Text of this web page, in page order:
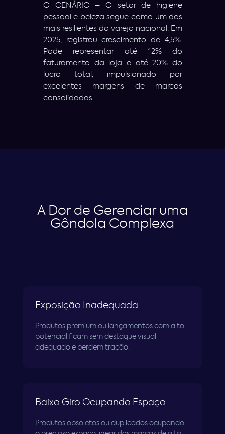
O CENÁRIO – O setor de higiene
pessoal e beleza segue como um dos
mais resilientes do varejo nacional. Em
2025, registrou crescimento de 4,5%.
Pode representar até 12% do
faturamento da loja e até 20% do
lucro total, impulsionado por
excelentes margens de marcas
consolidadas.
A Dor de Gerenciar uma
Gôndola Complexa
Exposição Inadequada
Produtos premium ou lançamentos com alto
potencial ficam sem destaque visual
adequado e perdem tração.
Baixo Giro Ocupando Espaço
Produtos obsoletos ou duplicados ocupando